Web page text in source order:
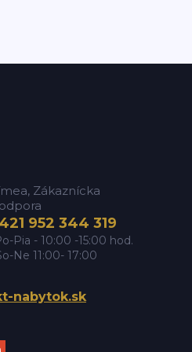
Zákaznícka
952 344 319
Pia - 10:00 -15:00 hod.
Ne 11:00- 17:00
nabytok.sk